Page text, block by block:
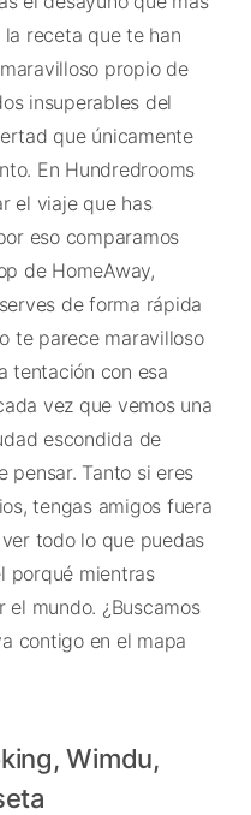
receta que te han
propio de
insuperables del
que únicamente
En Hundredrooms
el viaje que has
eso comparamos
de HomeAway,
de forma rápida
te parece maravilloso
tentación con esa
vez que vemos una
escondida de
pensar. Tanto si eres
tengas amigos fuera
todo lo que puedas
porqué mientras
mundo. ¿Buscamos
contigo en el mapa
Wimdu,